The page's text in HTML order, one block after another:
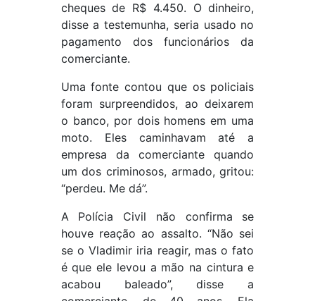
cheques de R$ 4.450. O dinheiro,
disse a testemunha, seria usado no
pagamento dos funcionários da
comerciante.
Uma fonte contou que os policiais
foram surpreendidos, ao deixarem
o banco, por dois homens em uma
moto. Eles caminhavam até a
empresa da comerciante quando
um dos criminosos, armado, gritou:
“perdeu. Me dá”.
A Polícia Civil não confirma se
houve reação ao assalto. “Não sei
se o Vladimir iria reagir, mas o fato
é que ele levou a mão na cintura e
acabou baleado”, disse a